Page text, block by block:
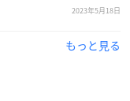
2023年5月18日
もっと見る